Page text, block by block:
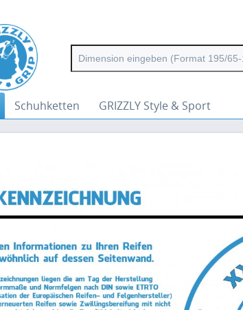
Schuhketten GRIZZLY Style & Sport